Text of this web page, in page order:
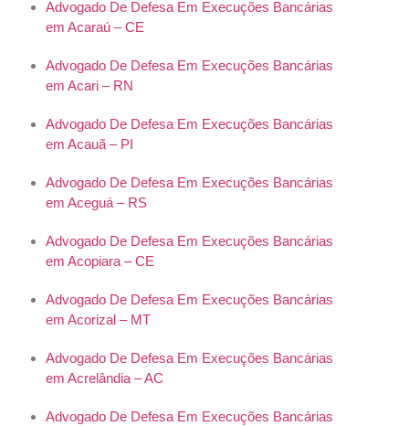
Advogado De Defesa Em Execuções Bancárias
em Acaraú – CE
Advogado De Defesa Em Execuções Bancárias
em Acari – RN
Advogado De Defesa Em Execuções Bancárias
em Acauã – PI
Advogado De Defesa Em Execuções Bancárias
em Aceguá – RS
Advogado De Defesa Em Execuções Bancárias
em Acopiara – CE
Advogado De Defesa Em Execuções Bancárias
em Acorizal – MT
Advogado De Defesa Em Execuções Bancárias
em Acrelândia – AC
Advogado De Defesa Em Execuções Bancárias